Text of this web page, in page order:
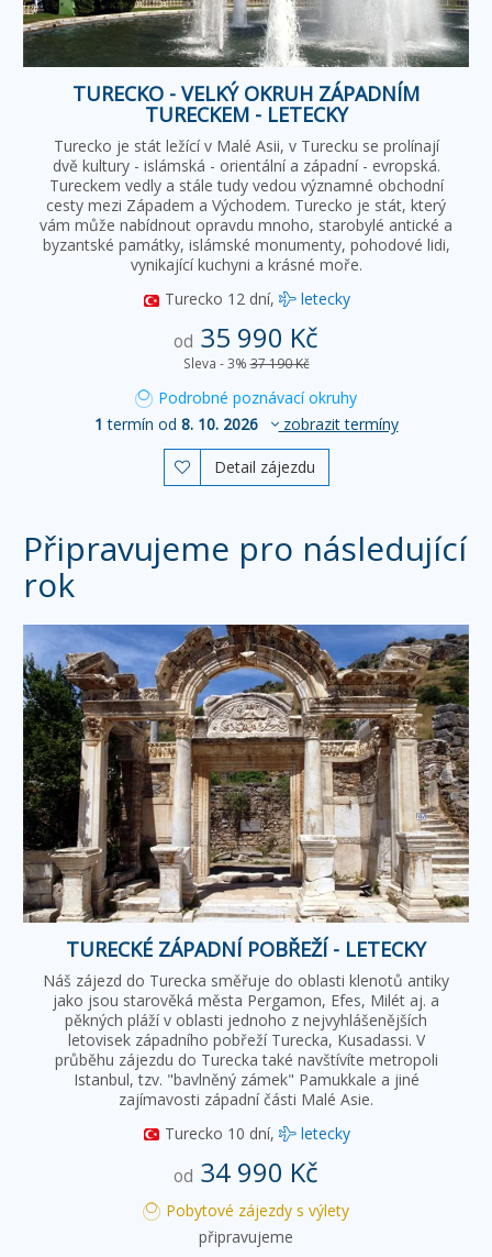
TURECKO - VELKÝ OKRUH ZÁPADNÍM
TURECKEM - LETECKY
Turecko je stát ležící v Malé Asii, v Turecku se prolínají
dvě kultury - islámská - orientální a západní - evropská.
Tureckem vedly a stále tudy vedou významné obchodní
cesty mezi Západem a Východem. Turecko je stát, který
vám může nabídnout opravdu mnoho, starobylé antické a
byzantské památky, islámské monumenty, pohodové lidi,
vynikající kuchyni a krásné moře.
Turecko 12 dní, letecky
od 35 990 Kč
Sleva - 3% 37 190 Kč
Podrobné poznávací okruhy
1 termín od 8. 10. 2026 zobrazit termíny
 Detail zájezdu
Připravujeme pro následující
rok
TURECKÉ ZÁPADNÍ POBŘEŽÍ - LETECKY
Náš zájezd do Turecka směřuje do oblasti klenotů antiky
jako jsou starověká města Pergamon, Efes, Milét aj. a
pěkných pláží v oblasti jednoho z nejvyhlášenějších
letovisek západního pobřeží Turecka, Kusadassi. V
průběhu zájezdu do Turecka také navštívíte metropoli
Istanbul, tzv. "bavlněný zámek" Pamukkale a jiné
zajímavosti západní části Malé Asie.
Turecko 10 dní, letecky
od 34 990 Kč
Pobytové zájezdy s výlety
připravujeme